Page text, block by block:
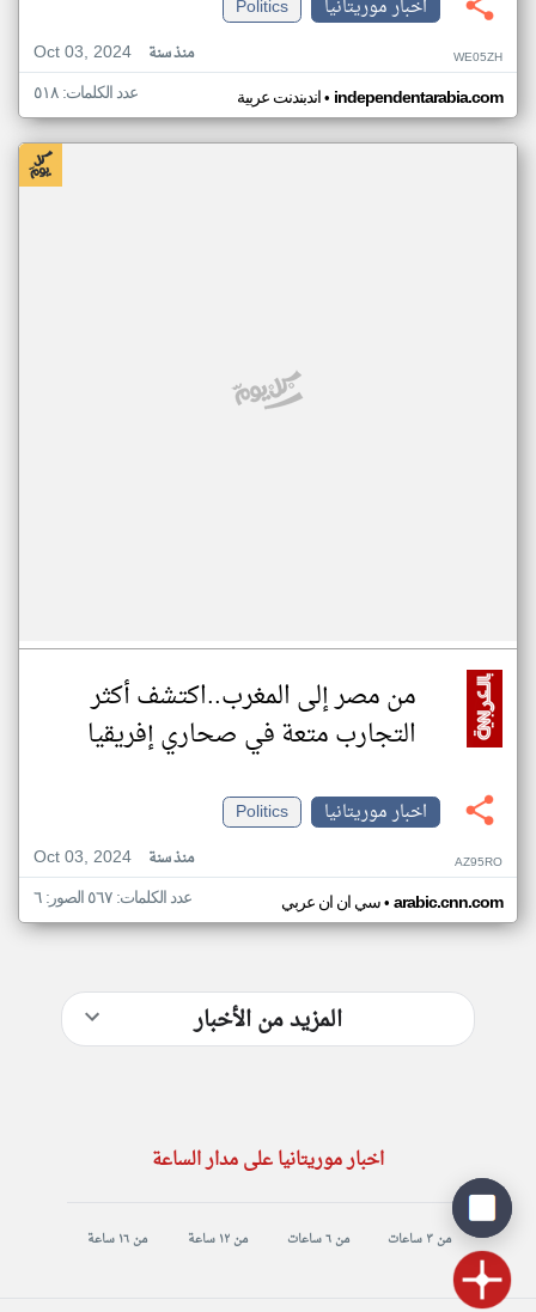
اخبار موريتانيا
Politics
Oct 03, 2024
منذ سنة WE05ZH
اندبندنت عربية• independentarabia.com عدد الكلمات: ٥١٨
من مصر إلى المغرب..اكتشف أكثر
التجارب متعة في صحاري إفريقيا
اخبار موريتانيا
Politics
Oct 03, 2024
منذ سنة AZ95RO
سي ان ان عربي• arabic.cnn.com عدد الكلمات: ٥٦٧ الصور: ٦
المزيد من الأخبار
اخبار موريتانيا على مدار الساعة
من ٣ ساعات من ٦ ساعات من ١٢ ساعة من ١٦ ساعة